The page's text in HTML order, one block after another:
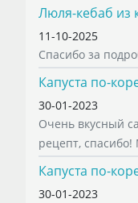
Люля-кебаб из
11-10-2025
Спасибо за
Капуста по-
30-01-2023
Очень вкусный
рецепт, спасибо!
Капуста по-
30-01-2023